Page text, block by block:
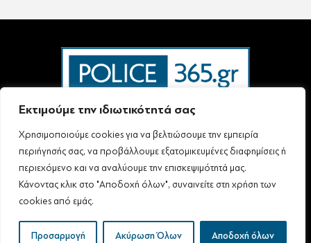
Εκτιμούμε την ιδιωτικότητά σας
Χρησιμοποιούμε cookies για να βελτιώσουμε την εμπειρία
περιήγησής σας, να προβάλλουμε εξατομικευμένες διαφημίσεις ή
περιεχόμενο και να αναλύουμε την επισκεψιμότητά μας.
Κάνοντας κλικ στο "Αποδοχή όλων", συναινείτε στη χρήση των
cookies από εμάς.
Προσαρμογή Ακύρωση Όλων Αποδοχή όλων
Ταυτότητα – Επικοινωνία
Όροι Χρήσης
Πολιτική Απορρήτου & Προστασίας Προσωπικών Δεδομένων
Δήλωση συμμόρφωσης με τη σύσταση (ΕΕ) 2018/334 L63
Follow Us
All rights reserved